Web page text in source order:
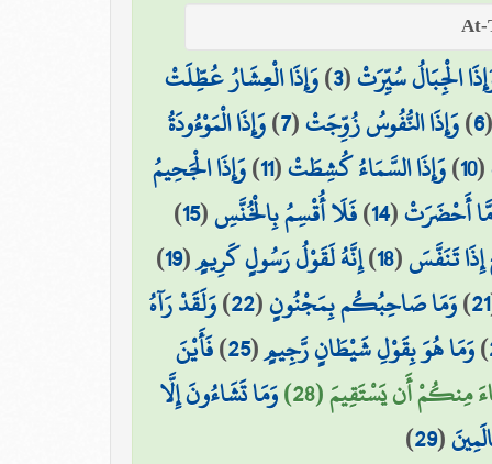
الْجِبَالُ سُيِّرَتْ(
3
)وَإِذَا الْعِشَارُ عُطِّلَتْ
6
)وَإِذَا النُّفُوسُ زُوِّجَتْ(
7
)وَإِذَا الْمَوْءُودَةُ
(
10
)وَإِذَا السَّمَاءُ كُشِطَتْ(
11
)وَإِذَا الْجَحِيمُ
أَحْضَرَتْ(
14
)فَلَا أُقْسِمُ بِالْخُنَّسِ(
15
)
تَنَفَّسَ(
18
)إِنَّهُ لَقَوْلُ رَسُولٍ كَرِيمٍ(
19
)
21
)وَمَا صَاحِبُكُم بِمَجْنُونٍ(
22
)وَلَقَدْ رَآهُ
)وَمَا هُوَ بِقَوْلِ شَيْطَانٍ رَّجِيمٍ(
25
)فَأَيْنَ
مِنكُمْ أَن يَسْتَقِيمَ (28)
وَمَا تَشَاءُونَ إِلَّا
(
29
)